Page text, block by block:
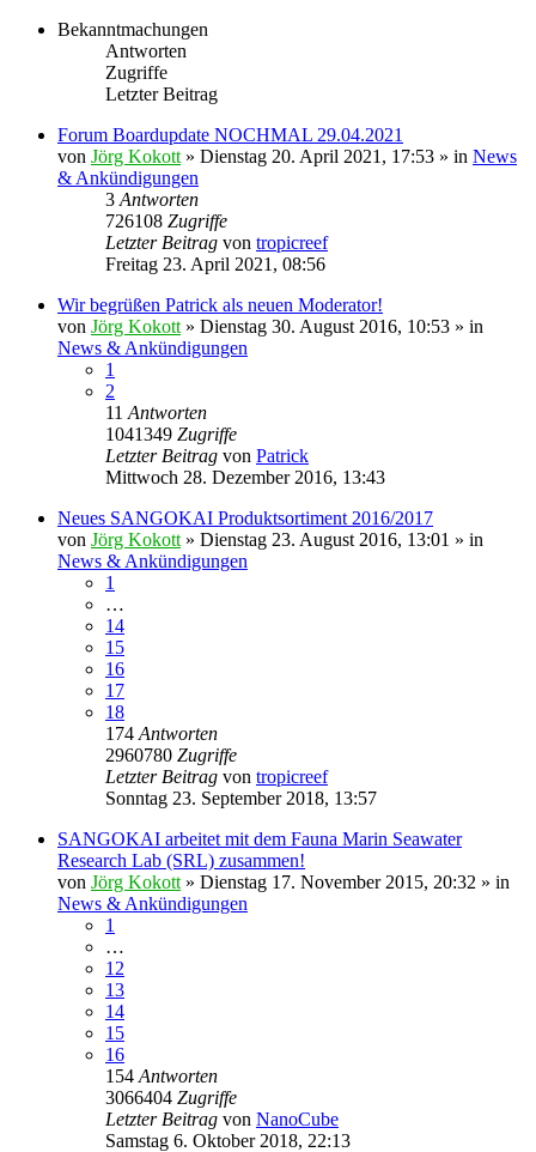
Bekanntmachungen
Antworten
Zugriffe
Letzter Beitrag
Forum Boardupdate NOCHMAL 29.04.2021
von Jörg Kokott » Dienstag 20. April 2021, 17:53 » in News
& Ankündigungen
3 Antworten
726108 Zugriffe
Letzter Beitrag von tropicreef
Freitag 23. April 2021, 08:56
Wir begrüßen Patrick als neuen Moderator!
von Jörg Kokott » Dienstag 30. August 2016, 10:53 » in
News & Ankündigungen
1
2
11 Antworten
1041349 Zugriffe
Letzter Beitrag von Patrick
Mittwoch 28. Dezember 2016, 13:43
Neues SANGOKAI Produktsortiment 2016/2017
von Jörg Kokott » Dienstag 23. August 2016, 13:01 » in
News & Ankündigungen
1
…
14
15
16
17
18
174 Antworten
2960780 Zugriffe
Letzter Beitrag von tropicreef
Sonntag 23. September 2018, 13:57
SANGOKAI arbeitet mit dem Fauna Marin Seawater
Research Lab (SRL) zusammen!
von Jörg Kokott » Dienstag 17. November 2015, 20:32 » in
News & Ankündigungen
1
…
12
13
14
15
16
154 Antworten
3066404 Zugriffe
Letzter Beitrag von NanoCube
Samstag 6. Oktober 2018, 22:13